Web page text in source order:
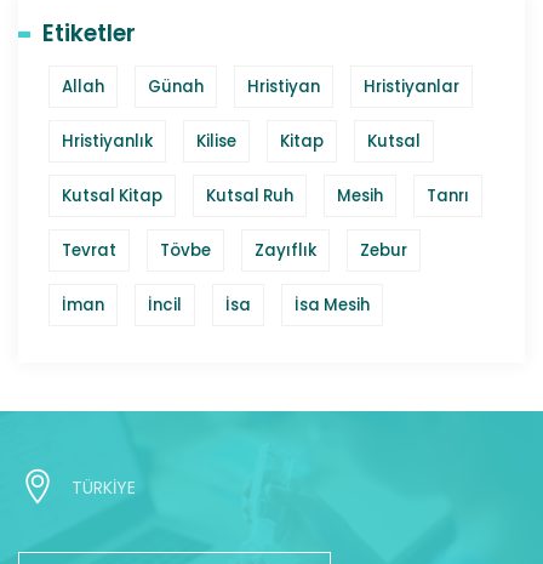
Etiketler
Allah Günah Hristiyan Hristiyanlar
Hristiyanlık Kilise Kitap Kutsal
Kutsal Kitap Kutsal Ruh Mesih Tanrı
Tevrat Tövbe Zayıflık Zebur
İman İncil İsa İsa Mesih
TÜRKİYE